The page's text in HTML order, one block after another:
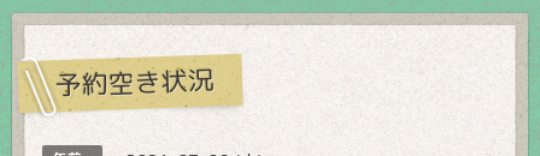
予約空き状況